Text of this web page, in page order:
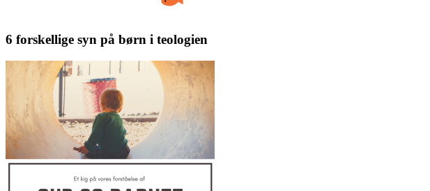
6 forskellige syn på børn i teologien